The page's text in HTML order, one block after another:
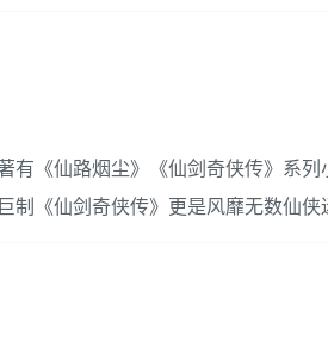
《仙路烟尘》《仙剑奇侠传》系
《仙剑奇侠传》更是风靡无数仙侠